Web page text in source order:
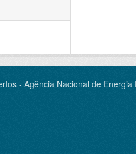
- Agência Nacional de Energia